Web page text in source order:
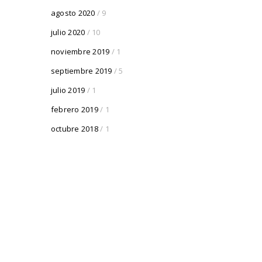
agosto 2020 / 9
julio 2020 / 10
noviembre 2019 / 1
septiembre 2019 / 5
julio 2019 / 1
febrero 2019/ 1
octubre 2018/ 1